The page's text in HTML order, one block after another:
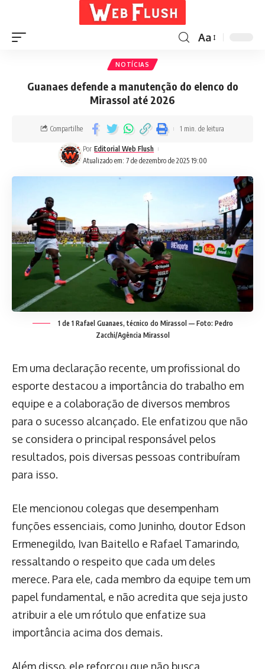
Aa
NOTÍCIAS
Guanaes defende a manutenção do elenco do
Mirassol até 2026
Atualizado em: 7 de dezembro de 2025 19:00
Por Editorial Web Flush
Compartilhe 1 min. de leitura
1 de 1 Rafael Guanaes, técnico do Mirassol — Foto: Pedro
Zacchi/Agência Mirassol
Em uma declaração recente, um profissional do
esporte destacou a importância do trabalho em
equipe e a colaboração de diversos membros
para o sucesso alcançado. Ele enfatizou que não
se considera o principal responsável pelos
resultados, pois diversas pessoas contribuíram
para isso.
Ele mencionou colegas que desempenham
funções essenciais, como Juninho, doutor Edson
Ermenegildo, Ivan Baitello e Rafael Tamarindo,
ressaltando o respeito que cada um deles
merece. Para ele, cada membro da equipe tem um
papel fundamental, e não acredita que seja justo
atribuir a ele um rótulo que enfatize sua
importância acima dos demais.
Além disso, ele reforçou que não busca